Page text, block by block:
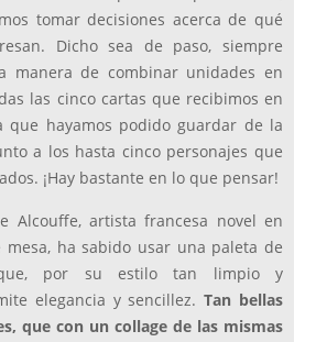
tomar decisiones acerca de qué
Dicho sea de paso, siempre
manera de combinar unidades en
las cinco cartas que recibimos en
que hayamos podido guardar de la
a los hasta cinco personajes que
¡Hay bastante en lo que pensar!
Alcouffe, artista francesa novel en
mesa, ha sabido usar una paleta de
que, por su estilo tan limpio y
elegancia y sencillez. Tan bellas
que con un collage de las mismas